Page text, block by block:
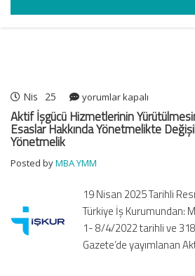
Nis 25
Aktif
İşgücü
Hizmetlerinin
Usul
Esaslar
Hakkında
Yönetmelikte
Değişiklik
yorumlar kapalı
Aktif İşgücü Hizmetlerinin
Esaslar Hakkında Yönetmelikte
Yönetmelik
Posted byMBA YMM
19 Nisan 2025 Tarihli
Türkiye İş Kurumundan:
1- 8/4/2022 tarihli ve
Gazete’de yayımlanan